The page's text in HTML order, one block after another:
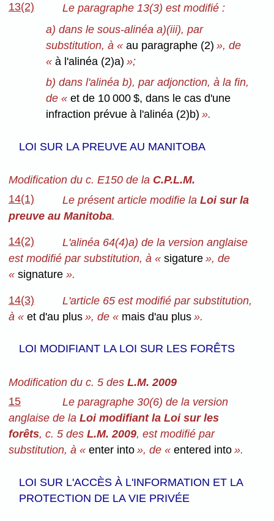
13(2)
Le paragraphe 13(3) est modifié :
a) dans le sous-alinéa a)(iii), par
substitution, à «au paragraphe (2) », de
«à l'alinéa (2)a) »;
b) dans l'alinéa b), par adjonction, à la fin,
de «et de 10 000 $, dans le cas d'une
infraction prévue à l'alinéa (2)b) ».
LOI SUR LA PREUVE AU MANITOBA
Modification du c. E150 de la C.P.L.M.
14(1)
Le présent article modifie la Loi sur la
preuve au Manitoba.
14(2)
L'alinéa 64(4)a) de la version anglaise
est modifié par substitution, à « sigature», de
« signature ».
14(3)
L'article 65 est modifié par substitution,
à « et d'au plus», de « mais d'au plus».
LOI MODIFIANT LA LOI SUR LES FORÊTS
Modification du c. 5 des L.M. 2009
15
Le paragraphe 30(6) de la version
anglaise de la Loi modifiant la Loi sur les
forêts, c. 5 des L.M. 2009, est modifié par
substitution, à « enter into», de « entered into».
LOI SUR L'ACCÈS À L'INFORMATION ET LA
PROTECTION DE LA VIE PRIVÉE